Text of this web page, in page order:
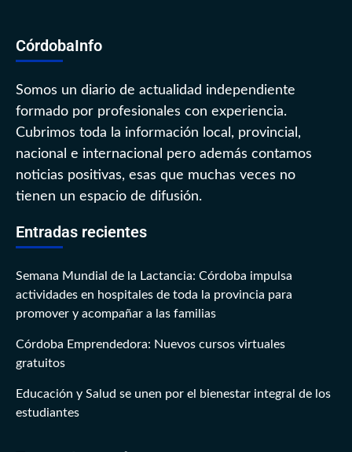
CórdobaInfo
Somos un diario de actualidad independiente
formado por profesionales con experiencia.
Cubrimos toda la información local, provincial,
nacional e internacional pero además contamos
noticias positivas, esas que muchas veces no
tienen un espacio de difusión.
Entradas recientes
Semana Mundial de la Lactancia: Córdoba impulsa
actividades en hospitales de toda la provincia para
promover y acompañar a las familias
Córdoba Emprendedora: Nuevos cursos virtuales
gratuitos
Educación y Salud se unen por el bienestar integral de los
estudiantes